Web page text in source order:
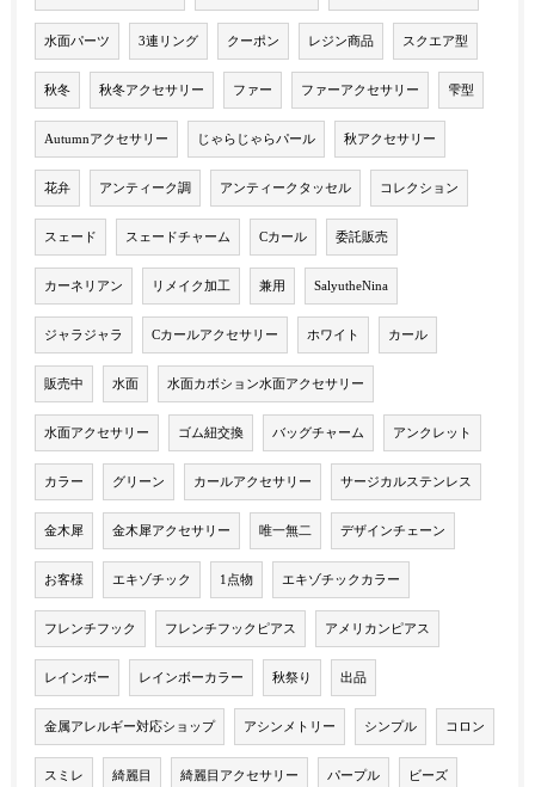
水面パーツ 3連リング クーポン レジン商品 スクエア型
秋冬 秋冬アクセサリー ファー ファーアクセサリー 雫型
Autumnアクセサリー じゃらじゃらパール 秋アクセサリー
花弁 アンティーク調 アンティークタッセル コレクション
スェード スェードチャーム Cカール 委託販売
カーネリアン リメイク加工 兼用 SalyutheNina
ジャラジャラ Cカールアクセサリー ホワイト カール
販売中 水面 水面カボション水面アクセサリー
水面アクセサリー ゴム紐交換 バッグチャーム アンクレット
カラー グリーン カールアクセサリー サージカルステンレス
金木犀 金木犀アクセサリー 唯一無二 デザインチェーン
お客様 エキゾチック 1点物 エキゾチックカラー
フレンチフック フレンチフックピアス アメリカンピアス
レインボー レインボーカラー 秋祭り 出品
金属アレルギー対応ショップ アシンメトリー シンプル コロン
スミレ 綺麗目 綺麗目アクセサリー パープル ビーズ